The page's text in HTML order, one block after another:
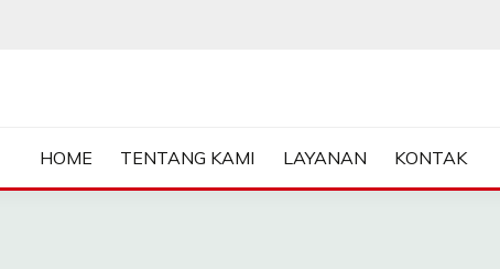
HOME TENTANG KAMI LAYANAN KONTAK